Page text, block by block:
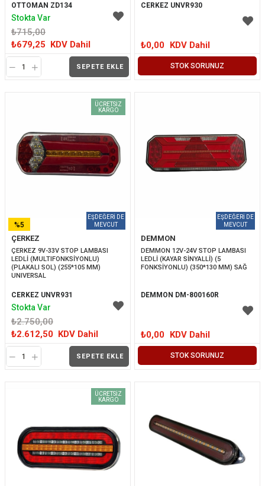
OTTOMAN ZD134
₺715,00
₺679,25 KDV Dahil
SEPETE EKLE
Stokta Var
STOK SORUNUZ
CERKEZ UNVR930
₺0,00 KDV Dahil
ÇERKEZ
ÇERKEZ 9V-33V STOP LAMBASI
LEDLİ (MULTIFONKSİYONLU)
(PLAKALI SOL) (255*105 MM)
UNIVERSAL
CERKEZ UNVR931
₺2.750,00
₺2.612,50 KDV Dahil
SEPETE EKLE
%5
İNDIRIM
ÜCRETSIZ
KARGO
Stokta Var
STOK SORUNUZ
DEMMON
DEMMON 12V-24V STOP LAMBASI
LEDLİ (KAYAR SİNYALLİ) (5
FONKSİYONLU) (350*130 MM) SAĞ
DEMMON DM-800160R
₺0,00 KDV Dahil
ÜCRETSIZ
KARGO